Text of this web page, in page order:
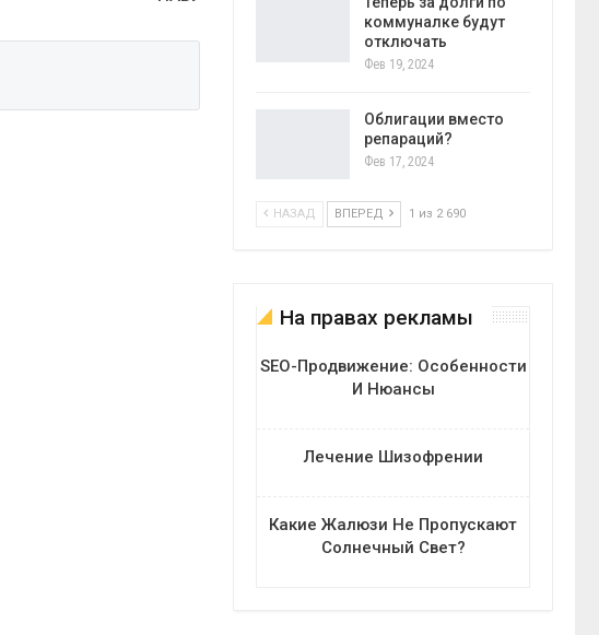
коммуналке будут
отключать
Фев 19, 2024
Облигации вместо
репараций?
Фев 17, 2024
НАЗАД ВПЕРЕД 1 из 2 690
На правах рекламы
SEO-Продвижение: Особенности
И Нюансы
Лечение Шизофрении
Какие Жалюзи Не Пропускают
Солнечный Свет?